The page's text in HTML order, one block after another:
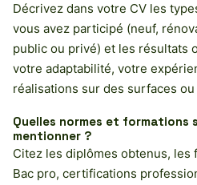
Décrivez dans votre CV les
vous avez participé (neuf,
public ou privé) et les résultats
votre adaptabilité, votre
réalisations sur des surfaces
Quelles normes et
mentionner ?
Citez les diplômes obtenus, les
Bac pro, certifications